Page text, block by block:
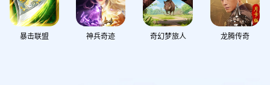
暴击联盟 神兵奇迹 奇幻梦旅人 龙腾传奇